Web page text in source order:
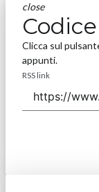
close
Clicca sul
appunti.
RSS link